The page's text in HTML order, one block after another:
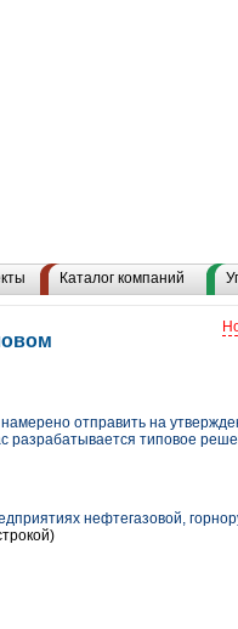
Каталог компаний
отправить на
типовое
нефтегазовой,